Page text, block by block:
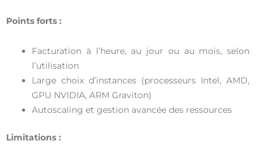
Points forts :
Facturation à l’heure, au jour ou au mois, selon
l’utilisation
Large choix d’instances (processeurs Intel, AMD,
GPU NVIDIA, ARM Graviton)
Autoscaling et gestion avancée des ressources
Limitations :